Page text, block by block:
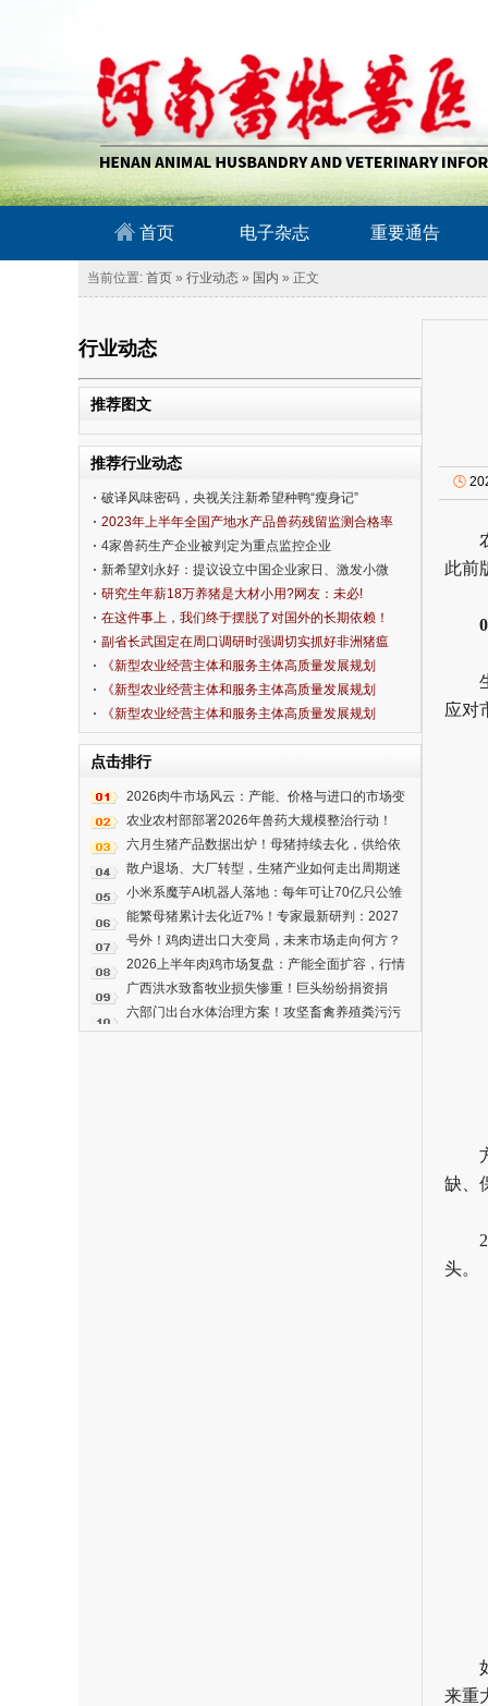
首页 电子杂志 重要通告
当前位置: 首页 » 行业动态 » 国内 » 正文
行业动态
推荐图文
推荐行业动态
破译风味密码，央视关注新希望种鸭“瘦身记”
2023年上半年全国产地水产品兽药残留监测合格率
为99.2%
4家兽药生产企业被判定为重点监控企业
新希望刘永好：提议设立中国企业家日、激发小微
市场活力
研究生年薪18万养猪是大材小用?网友：未必!
在这件事上，我们终于摆脱了对国外的长期依赖！
副省长武国定在周口调研时强调切实抓好非洲猪瘟
防控工作
《新型农业经营主体和服务主体高质量发展规划
（2020—2022年）》解读五： 大力推进农民教育培
训 为主体高质量发展提供人才和智力支持
《新型农业经营主体和服务主体高质量发展规划
（2020—2022年）》解读四： 以主体多元发展和服
务方式创新为重点，推进社会化服务高质量发展
《新型农业经营主体和服务主体高质量发展规划
（2020—2022年）》解读三： 引导农民合作社向高
质量发展轨道迈进
点击排行
2026肉牛市场风云：产能、价格与进口的市场变
局
农业农村部部署2026年兽药大规模整治行动！
六月生猪产品数据出炉！母猪持续去化，供给依
旧高企！
散户退场、大厂转型，生猪产业如何走出周期迷
雾？
小米系魔芋AI机器人落地：每年可让70亿只公雏
免于绞杀
能繁母猪累计去化近7%！专家最新研判：2027
年生猪养殖有望实现合理盈利
号外！鸡肉进出口大变局，未来市场走向何方？
2026上半年肉鸡市场复盘：产能全面扩容，行情
分化震荡，后市拐点已明确！
广西洪水致畜牧业损失惨重！巨头纷纷捐资捐
物！牧原2000万元、海大1000万元、双汇1.5万
箱火腿……
六部门出台水体治理方案！攻坚畜禽养殖粪污污
染
🕓
此前
应对
缺、
头。
来重